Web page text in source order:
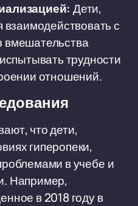
Дети,
взаимодействовать с
трудности
отношений.
что дети,
гиперопеки,
в учебе и
Например,
в 2018 году в